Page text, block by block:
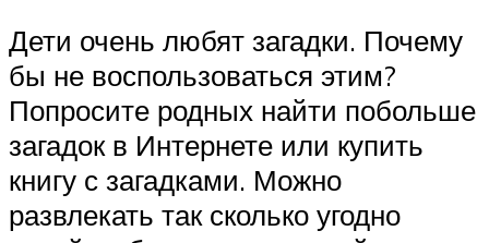
Дети очень любят загадки. Почему
бы не воспользоваться этим?
Попросите родных найти побольше
загадок в Интернете или купить
книгу с загадками. Можно
развлекать так сколько угодно